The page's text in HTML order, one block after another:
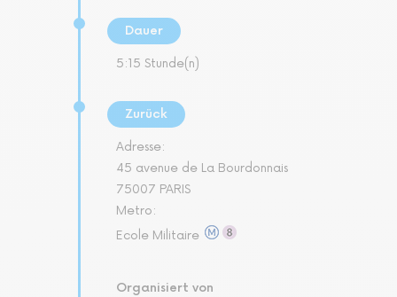
Dauer
5:15 Stunde(n)
Zurück
Adresse:
45 avenue de La Bourdonnais
75007 PARIS
Metro:
Ecole Militaire
Organisiert von